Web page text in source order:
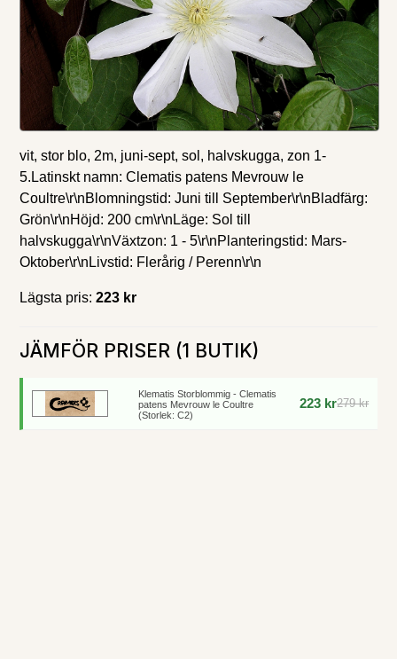
vit, stor blo, 2m, juni-sept, sol, halvskugga, zon 1-
5.Latinskt namn: Clematis patens Mevrouw le
Coultre\r\nBlomningstid: Juni till September\r\nBladfärg:
Grön\r\nHöjd: 200 cm\r\nLäge: Sol till
halvskugga\r\nVäxtzon: 1 - 5\r\nPlanteringstid: Mars-
Oktober\r\nLivstid: Flerårig / Perenn\r\n
Lägsta pris: 223 kr
JÄMFÖR PRISER (1 BUTIK)
Klematis Storblommig - Clematis
patens Mevrouw le Coultre
(Storlek: C2)
223 kr279 kr